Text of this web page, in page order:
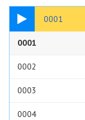
0001
20:18
0001
0002
0003
0004